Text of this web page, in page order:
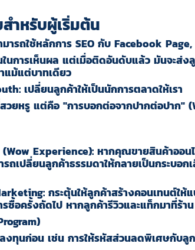
สำหรับผู้เริ่มต้น
รถใช้หลักการ SEO กับ Facebook
ในการเห็นผล แต่เมื่อติดอันดับแล้ว มันจะส่ง
แม้แต่บาทเดียว
เปลี่ยนลูกค้าให้เป็นนักการตลาดให้เรา
วยหรู แต่คือ "การบอกต่อจากปากต่อปาก"
(Wow Experience): หากคุณขายสินค้าออน
ถเปลี่ยนลูกค้าธรรมดาให้กลายเป็นกระบ
กระตุ้นให้ลูกค้าสร้างคอนเทนต์ใ
ซื้อครั้งถัดไป หากลูกค้ารีวิวและแท็กมาที่ร้าน
ทุนก่อน เช่น การให้รหัสส่วนลดพิเศษกับลูก